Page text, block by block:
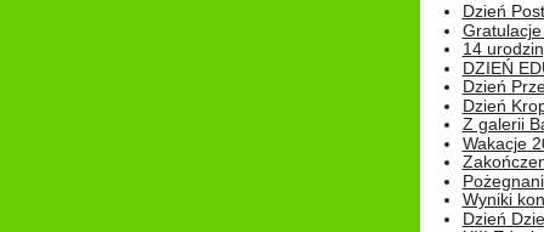
Dzień
14
DZIEŃ
Dzień
Dzień
Z galerii
Wakacje
Wyniki
Dzień